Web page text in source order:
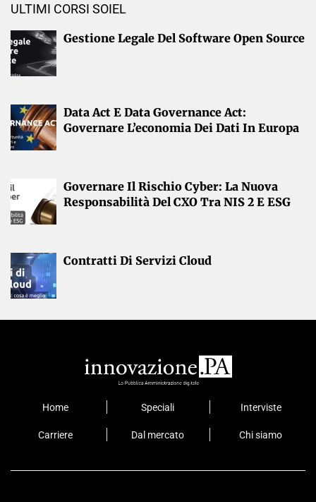
ULTIMI CORSI SOIEL
Gestione Legale Del Software Open Source
Data Act E Data Governance Act:
Governare L’economia Dei Dati In Europa
Governare Il Rischio Cyber: La Nuova
Responsabilità Del CXO Tra NIS 2 E ESG
Contratti Di Servizi Cloud
Home Speciali Interviste
Carriere Dal mercato Chi siamo